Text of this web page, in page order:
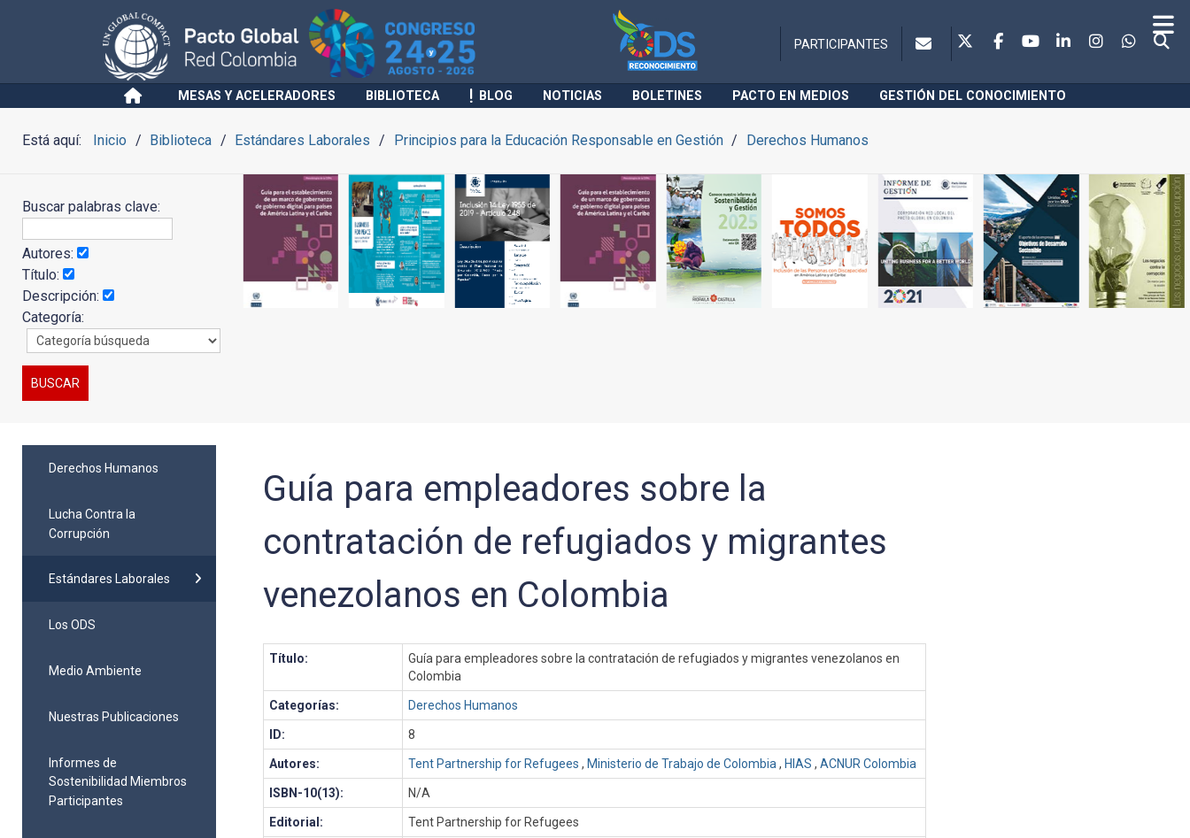
PARTICIPANTES
MESAS Y ACELERADORES BIBLIOTECA BLOG NOTICIAS BOLETINES PACTO EN MEDIOS GESTIÓN DEL CONOCIMIENTO
Está aquí: Inicio Biblioteca Estándares Laborales Principios para la Educación Responsable en Gestión Derechos Humanos
Buscar palabras clave:
Autores:
Título:
Descripción:
Categoría:
Derechos Humanos
Lucha Contra la
Corrupción
Estándares Laborales
Los ODS
Medio Ambiente
Nuestras Publicaciones
Informes de
Sostenibilidad Miembros
Participantes
Guía para empleadores sobre la
contratación de refugiados y migrantes
venezolanos en Colombia
Título:
Guía para empleadores sobre la contratación de refugiados y migrantes venezolanos en
Colombia
Categorías: Derechos Humanos
ID: 8
Autores: Tent Partnership for Refugees , Ministerio de Trabajo de Colombia , HIAS ,ACNUR Colombia
ISBN-10(13): N/A
Editorial: Tent Partnership for Refugees